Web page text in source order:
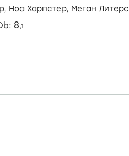
Ноа Харпстер, Меган Литерс
8,1